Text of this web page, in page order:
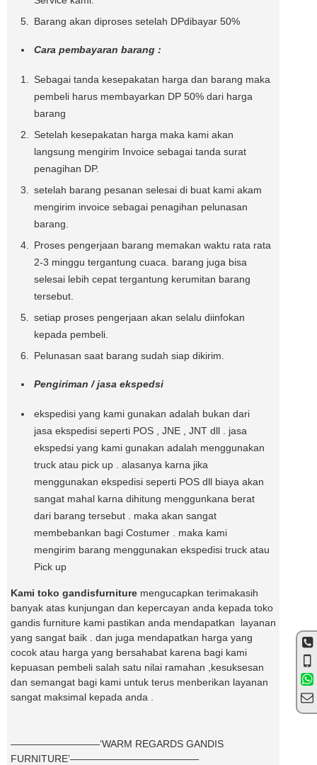
Barang akan diproses setelah DPdibayar 50%
Cara pembayaran barang :
Sebagai tanda kesepakatan harga dan barang maka
pembeli harus membayarkan DP 50% dari harga
barang
Setelah kesepakatan harga maka kami akan
langsung mengirim Invoice sebagai tanda surat
penagihan DP.
setelah barang pesanan selesai di buat kami akam
mengirim invoice sebagai penagihan pelunasan
barang.
Proses pengerjaan barang memakan waktu rata rata
2-3 minggu tergantung cuaca. barang juga bisa
selesai lebih cepat tergantung kerumitan barang
tersebut.
setiap proses pengerjaan akan selalu diinfokan
kepada pembeli.
Pelunasan saat barang sudah siap dikirim.
Pengiriman / jasa ekspedsi
ekspedisi yang kami gunakan adalah bukan dari
jasa ekspedisi seperti POS , JNE , JNT dll . jasa
ekspedsi yang kami gunakan adalah menggunakan
truck atau pick up . alasanya karna jika
menggunakan ekspedisi seperti POS dll biaya akan
sangat mahal karna dihitung menggunkana berat
dari barang tersebut . maka akan sangat
membebankan bagi Costumer . maka kami
mengirim barang menggunakan ekspedisi truck atau
Pick up
Kami toko gandisfurniture mengucapkan terimakasih
banyak atas kunjungan dan kepercayan anda kepada toko
gandis furniture kami pastikan anda mendapatkan layanan
yang sangat baik . dan juga mendapatkan harga yang
cocok atau harga yang bersahabat karena bagi kami
kepuasan pembeli salah satu nilai ramahan ,kesuksesan
dan semangat bagi kami untuk terus menberikan layanan
sangat maksimal kepada anda .
—————————‘WARM REGARDS GANDIS
FURNITURE’—————————————